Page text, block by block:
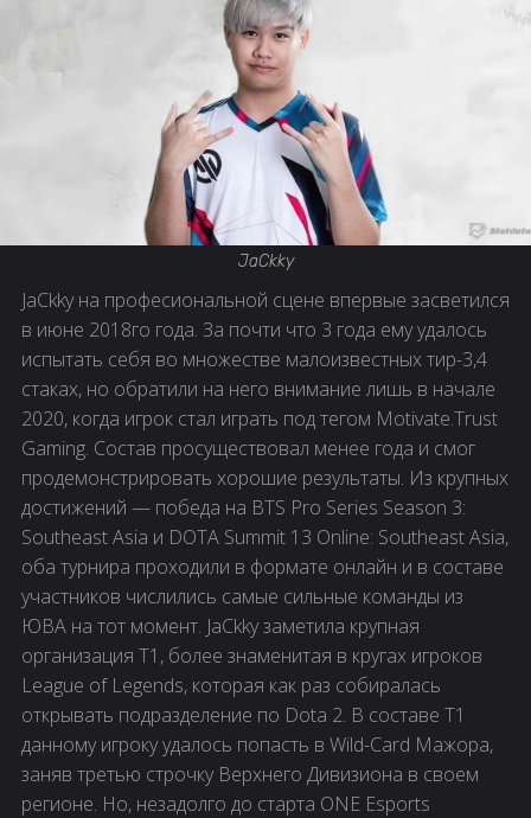
JaCkky
JaCkky на професиональной сцене впервые засветился
в июне 2018го года. За почти что 3 года ему удалось
испытать себя во множестве малоизвестных тир-3,4
стаках, но обратили на него внимание лишь в начале
2020, когда игрок стал играть под тегом Motivate.Trust
Gaming. Состав просуществовал менее года и смог
продемонстрировать хорошие результаты. Из крупных
достижений — победа на BTS Pro Series Season 3:
Southeast Asia и DOTA Summit 13 Online: Southeast Asia,
оба турнира проходили в формате онлайн и в составе
участников числились самые сильные команды из
ЮВА на тот момент. JaCkky заметила крупная
организация T1, более знаменитая в кругах игроков
League of Legends, которая как раз собиралась
открывать подразделение по Dota 2. В составе T1
данному игроку удалось попасть в Wild-Card Мажора,
заняв третью строчку Верхнего Дивизиона в своем
регионе. Но, незадолго до старта ONE Esports